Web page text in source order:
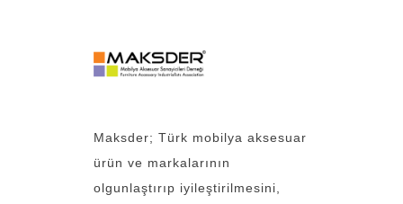
Maksder; Türk mobilya aksesuar
ürün ve markalarının
olgunlaştırıp iyileştirilmesini,